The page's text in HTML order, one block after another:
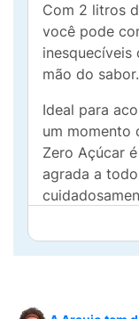
Com 2 litros
você pode
inesquecíveis
mão do sabor.
Ideal para
um momento
Zero Açúcar
agrada a
mesma
tradicional,
refrescância.